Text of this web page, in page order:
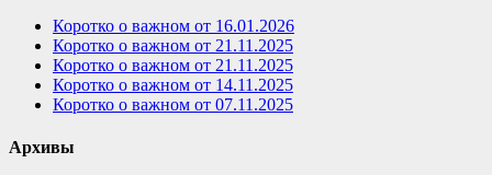
Коротко о важном от 16.01.2026
Коротко о важном от 21.11.2025
Коротко о важном от 21.11.2025
Коротко о важном от 14.11.2025
Коротко о важном от 07.11.2025
Архивы